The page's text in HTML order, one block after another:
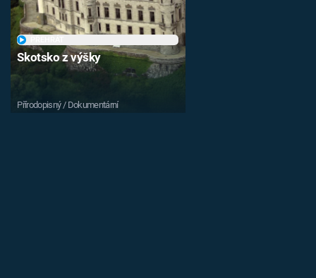
Skotsko z výšky
Přírodopisný / Dokumentární